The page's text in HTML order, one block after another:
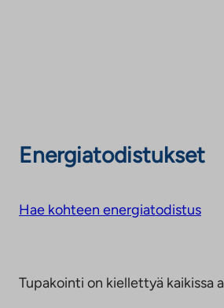
Energiatodistukset
Hae kohteen energiatodistus
Tupakointi on kiellettyä kaikissa